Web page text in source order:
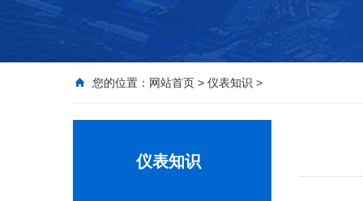
您的位置： 网站首页 > 仪表知识 >
仪表知识